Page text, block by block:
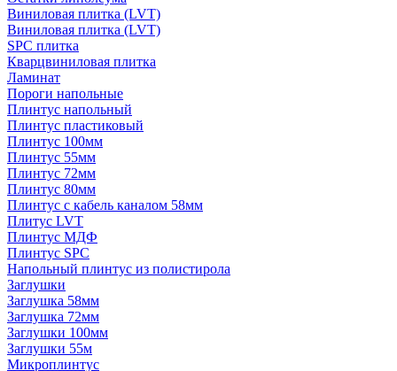
Виниловая плитка (LVT)
Виниловая плитка (LVT)
SPC плитка
Кварцвиниловая плитка
Ламинат
Пороги напольные
Плинтус напольный
Плинтус пластиковый
Плинтус 100мм
Плинтус 55мм
Плинтус 72мм
Плинтус 80мм
Плинтус с кабель каналом 58мм
Плитус LVT
Плинтус МДФ
Плинтус SPC
Напольный плинтус из полистирола
Заглушки
Заглушка 58мм
Заглушка 72мм
Заглушки 100мм
Заглушки 55м
Микроплинтус